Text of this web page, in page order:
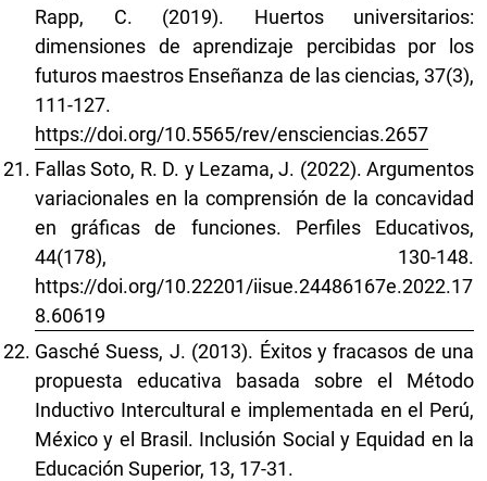
Rapp, C. (2019). Huertos universitarios:
dimensiones de aprendizaje percibidas por los
futuros maestros Enseñanza de las ciencias, 37(3),
111-127.
https://doi.org/10.5565/rev/ensciencias.2657
Fallas Soto, R. D. y Lezama, J. (2022). Argumentos
variacionales en la comprensión de la concavidad
en gráficas de funciones. Perfiles Educativos,
44(178), 130-148.
https://doi.org/10.22201/iisue.24486167e.2022.17
8.60619
Gasché Suess, J. (2013). Éxitos y fracasos de una
propuesta educativa basada sobre el Método
Inductivo Intercultural e implementada en el Perú,
México y el Brasil. Inclusión Social y Equidad en la
Educación Superior, 13, 17-31.